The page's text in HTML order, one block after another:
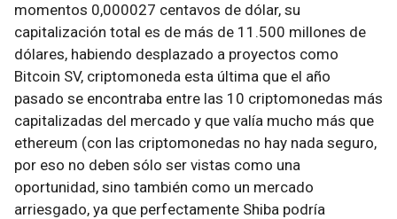
momentos 0,000027 centavos de dólar, su
capitalización total es de más de 11.500 millones de
dólares, habiendo desplazado a proyectos como
Bitcoin SV, criptomoneda esta última que el año
pasado se encontraba entre las 10 criptomonedas más
capitalizadas del mercado y que valía mucho más que
ethereum (con las criptomonedas no hay nada seguro,
por eso no deben sólo ser vistas como una
oportunidad, sino también como un mercado
arriesgado, ya que perfectamente Shiba podría